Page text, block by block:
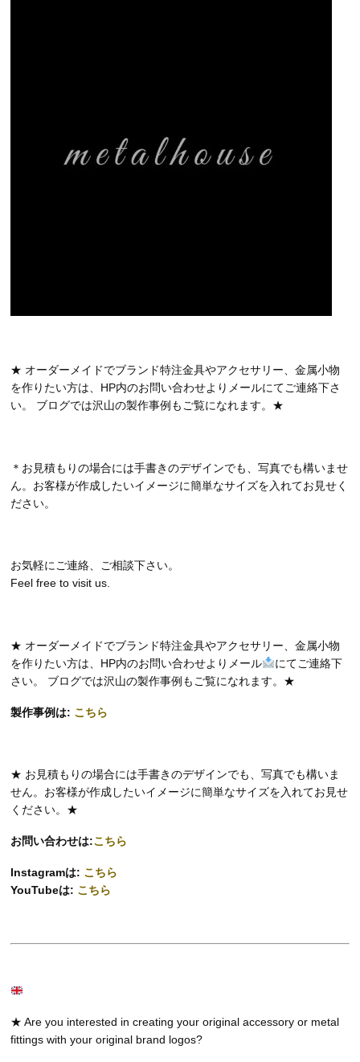
★ オーダーメイドでブランド特注金具やアクセサリー、金属小物
を作りたい方は、HP内のお問い合わせよりメールにてご連絡下さ
い。 ブログでは沢山の製作事例もご覧になれます。★
＊お見積もりの場合には手書きのデザインでも、写真でも構いませ
ん。お客様が作成したいイメージに簡単なサイズを入れてお見せく
ださい。
お気軽にご連絡、ご相談下さい。
Feel free to visit us.
★ オーダーメイドでブランド特注金具やアクセサリー、金属小物
を作りたい方は、HP内のお問い合わせよりメール
にてご連絡下
さい。 ブログでは沢山の製作事例もご覧になれます。★
製作事例は: こちら
★ お見積もりの場合には手書きのデザインでも、写真でも構いま
せん。お客様が作成したいイメージに簡単なサイズを入れてお見せ
ください。★
お問い合わせは:こちら
Instagramは: こちら
YouTubeは: こちら
★ Are you interested in creating your original accessory or metal
fittings with your original brand logos?